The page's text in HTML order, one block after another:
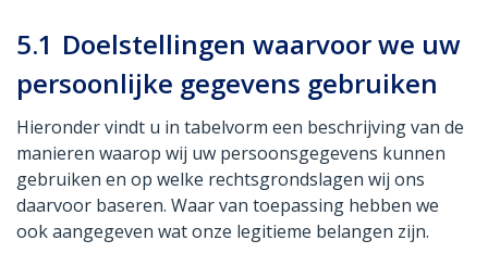
5.1 Doelstellingen waarvoor we uw
persoonlijke gegevens gebruiken
Hieronder vindt u in tabelvorm een beschrijving van de
manieren waarop wij uw persoonsgegevens kunnen
gebruiken en op welke rechtsgrondslagen wij ons
daarvoor baseren. Waar van toepassing hebben we
ook aangegeven wat onze legitieme belangen zijn.